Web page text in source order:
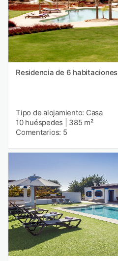
Residencia de 6 habitaciones
Tipo de alojamiento: Casa
10 huéspedes
385 m²
Comentarios: 5